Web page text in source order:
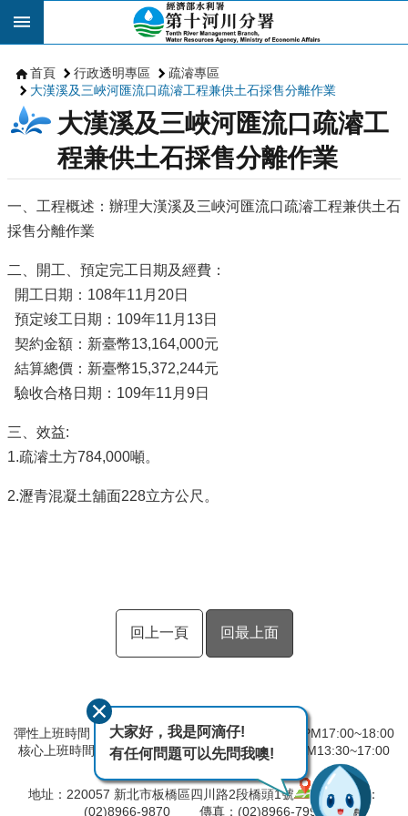
跳到主要內容區塊
首頁 行政透明專區
疏濬專區
大漢溪及三峽河匯流口疏濬工程兼供土石採售分離作業
大漢溪及三峽河匯流口疏濬工
程兼供土石採售分離作業
一、工程概述：辦理大漢溪及三峽河匯流口疏濬工程兼供土石
採售分離作業
二、開工、預定完工日期及經費：
開工日期：108年11月20日
預定竣工日期：109年11月13日
契約金額：新臺幣13,164,000元
結算總價：新臺幣15,372,244元
驗收合格日期：109年11月9日
三、效益:
1.疏濬土方784,000噸。
2.瀝青混凝土舖面228立方公尺。
回上一頁 回最上面
彈性上班時間：AM8:00~09:00 彈性下班時間：PM17:00~18:00
核心上班時間：星期一 ~ 星期五 AM08:30~12:30 PM13:30~17:00
地址：220057 新北市板橋區四川路2段橋頭1號
電話：
(02)8966-9870 傳真：(02)8966-7996
大家好，我是阿滴仔!
有任何問題可以先問我噢!